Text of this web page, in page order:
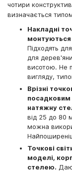
чотири
визначається
Накладні
монтуються
Підходять
для
висотою. Не
вигляду,
Врізні
посадковим
натяжну
від 25 до 80
можна
Точкові
моделі,
стелею.